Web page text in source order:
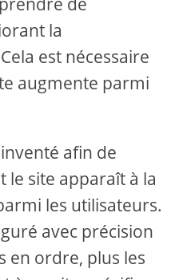
la
est nécessaire
augmente parmi
afin de
site apparaît à la
les utilisateurs.
avec précision
en ordre, plus les